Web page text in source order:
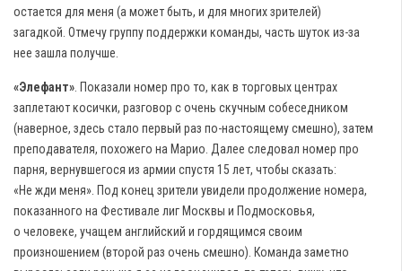
остается для меня (а может быть, и для многих зрителей)
загадкой. Отмечу группу поддержки команды, часть шуток из-за
нее зашла получше.
«Элефант» . Показали номер про то, как в торговых центрах
заплетают косички, разговор с очень скучным собеседником
(наверное, здесь стало первый раз по-настоящему смешно), затем
преподавателя, похожего на Марио. Далее следовал номер про
парня, вернувшегося из армии спустя 15 лет, чтобы сказать:
«Не жди меня». Под конец зрители увидели продолжение номера,
показанного на Фестивале лиг Москвы и Подмосковья,
о человеке, учащем английский и гордящимся своим
произношением (второй раз очень смешно). Команда заметно